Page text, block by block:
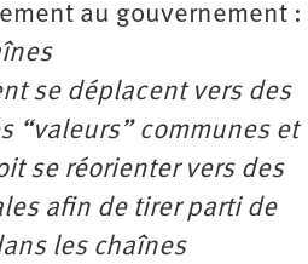
au gouvernement :
se déplacent vers des
“valeurs” communes et
se réorienter vers des
afin de tirer parti de
les chaînes